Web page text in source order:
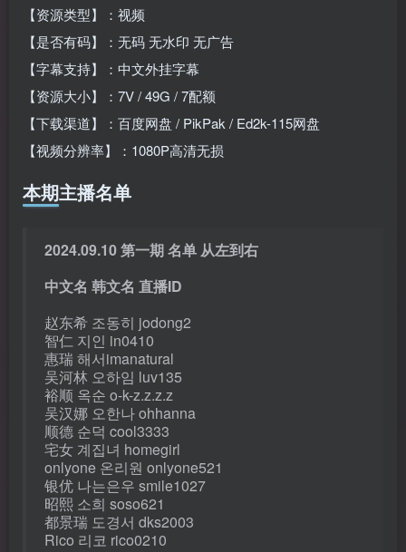
【资源类型】：视频
【是否有码】：无码 无水印 无广告
【字幕支持】：中文外挂字幕
【资源大小】：7V / 49G / 7配额
【下载渠道】：百度网盘 / PikPak / Ed2k-115网盘
【视频分辨率】：1080P高清无损
本期主播名单
2024.09.10 第一期 名单 从左到右
中文名 韩文名 直播ID
赵东希 조동히 jodong2
智仁 지인 in0410
惠瑞 해서imanatural
吴河林 오하임 luv135
裕顺 옥순 o-k-z.z.z.z
吴汉娜 오한나 ohhanna
顺德 순덕 cool3333
宅女 계집녀 homegirl
onlyone 온리원 onlyone521
银优 나는은우 smile1027
昭熙 소희 soso621
都景瑞 도경서 dks2003
Rico 리코 rico0210